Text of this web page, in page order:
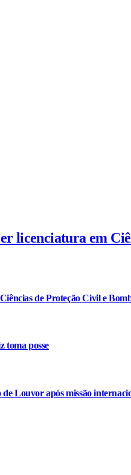
licenciatura em
de Proteção Civil e
toma posse
Louvor após missão